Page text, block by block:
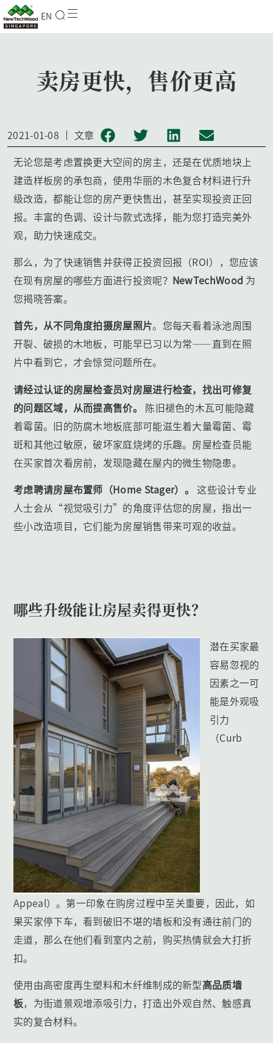
EN
卖房更快，售价更高
2021-01-08 文章
无论您是考虑置换更大空间的房主，还是在优质地块上
建造样板房的承包商，使用华丽的木色复合材料进行升
级改造，都能让您的房产更快售出，甚至实现投资正回
报。丰富的色调、设计与款式选择，能为您打造完美外
观，助力快速成交。
那么，为了快速销售并获得正投资回报（ROI），您应该
在现有房屋的哪些方面进行投资呢？
NewTechWood 为
您揭晓答案。
首先，从不同角度拍摄房屋照片。您每天看着泳池周围
开裂、破损的木地板，可能早已习以为常——直到在照
片中看到它，才会惊觉问题所在。
请经过认证的房屋检查员对房屋进行检查，找出可修复
的问题区域，从而提高售价。
陈旧褪色的木瓦可能隐藏
着霉菌。旧的防腐木地板底部可能滋生着大量霉菌、霉
斑和其他过敏原，破坏家庭烧烤的乐趣。房屋检查员能
在买家首次看房前，发现隐藏在屋内的微生物隐患。
考虑聘请房屋布置师（Home Stager）。
这些设计专业
人士会从“视觉吸引力”的角度评估您的房屋，指出一
些小改造项目，它们能为房屋销售带来可观的收益。
哪些升级能让房屋卖得更快？
潜在买家最
容易忽视的
因素之一可
能是外观吸
引力
（Curb
Appeal）。第一印象在购房过程中至关重要，因此，如
果买家停下车，看到破旧不堪的墙板和没有通往前门的
走道，那么在他们看到室内之前，购买热情就会大打折
扣。
使用由高密度再生塑料和木纤维制成的新型高品质墙
板，为街道景观增添吸引力，打造出外观自然、触感真
实的复合材料。